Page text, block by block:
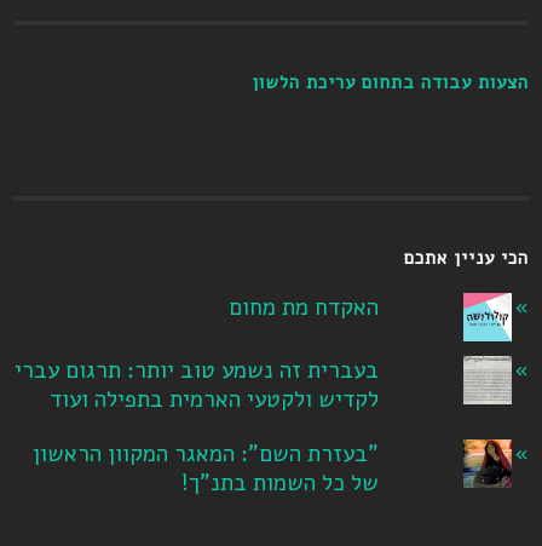
הצעות עבודה בתחום עריכת הלשון
הכי עניין אתכם
האקדח מת מחום
בעברית זה נשמע טוב יותר: תרגום עברי
לקדיש ולקטעי הארמית בתפילה ועוד
"בעזרת השם": המאגר המקוון הראשון
של כל השמות בתנ"ך!